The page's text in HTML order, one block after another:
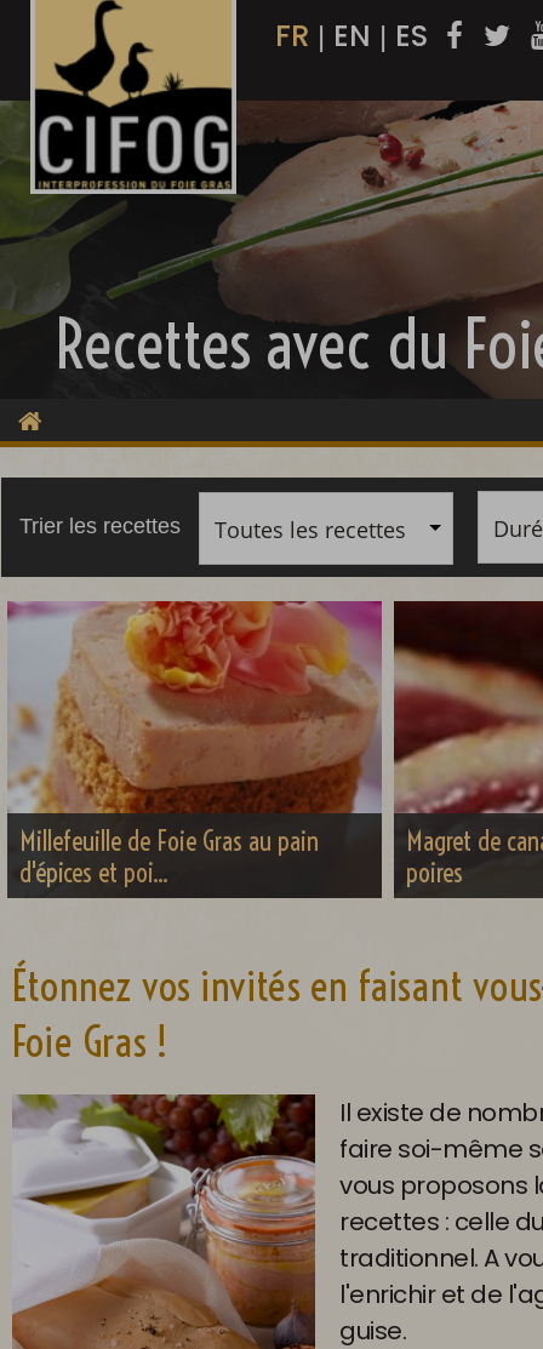
FR | EN | ES
Recettes avec du
Étonnez vos invités en faisant
Foie Gras !
Il existe de
faire soi-même
vous proposons
recettes : celle
traditionnel. A
l'enrichir et de
guise.
Trier les recettes Toutes les recettes
Millefeuille de Foie Gras au pain
d'épices et poi...
Magret de
poires